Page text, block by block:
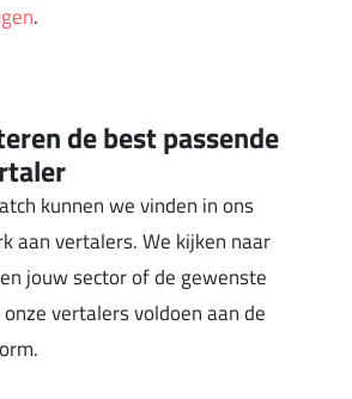
.
de best passende
kunnen we vinden in ons
aan vertalers. We kijken naar
jouw sector of de gewenste
vertalers voldoen aan de